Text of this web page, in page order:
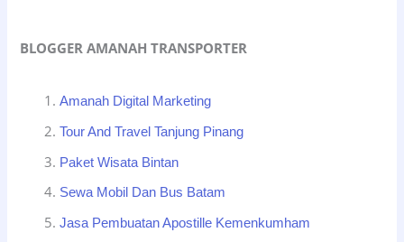
BLOGGER AMANAH TRANSPORTER
Amanah Digital Marketing
Tour And Travel Tanjung Pinang
Paket Wisata Bintan
Sewa Mobil Dan Bus Batam
Jasa Pembuatan Apostille Kemenkumham